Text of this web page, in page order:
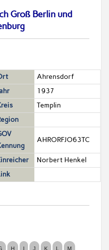
Groß Berlin und
Ahrensdorf
1937
Templin
AHRORFJO63TC
Norbert Henkel